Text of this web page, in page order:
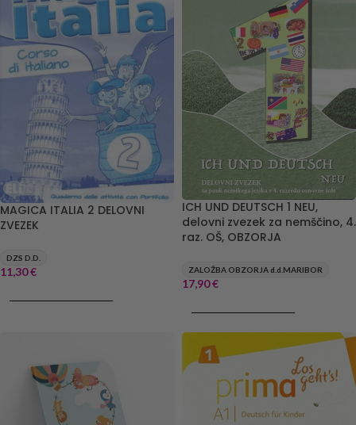
MAGICA ITALIA 2 DELOVNI
ZVEZEK
DZS D.D.
11,30€
ICH UND DEUTSCH 1 NEU,
delovni zvezek za nemščino, 4.
raz. OŠ, OBZORJA
ZALOŽBA OBZORJA d.d.MARIBOR
17,90€